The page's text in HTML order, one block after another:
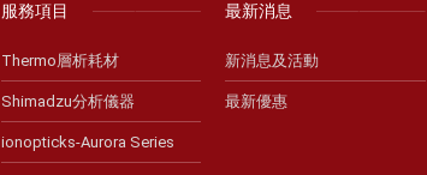
服務項目
Thermo層析耗材
Shimadzu分析儀器
ionopticks-Aurora Series
最新消息
新消息及活動
最新優惠